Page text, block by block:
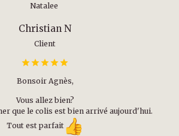
Natalee
Christian N
Client
Bonsoir Agnès,
Vous allez bien?
que le colis est bien arrivé aujourd'hui.
Tout est parfait